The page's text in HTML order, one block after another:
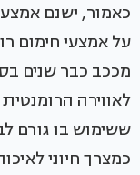
כאמור, ישנם
על אמצעי חימום
מככב כבר שנים
לאווירה
ששימוש בו גורם
כמצרך חיוני